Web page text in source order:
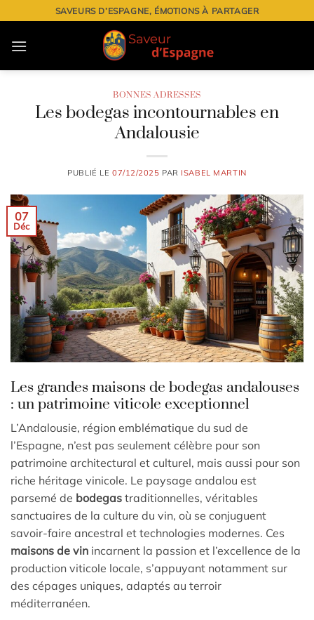
au
contenu
SAVEURS D’ESPAGNE, ÉMOTIONS À PARTAGER
BONNES ADRESSES
Les bodegas incontournables en
Andalousie
PUBLIÉ LE 07/12/2025 PAR ISABEL MARTIN
07
Déc
Les grandes maisons de bodegas andalouses
: un patrimoine viticole exceptionnel
L’Andalousie, région emblématique du sud de
l’Espagne, n’est pas seulement célèbre pour son
patrimoine architectural et culturel, mais aussi pour son
riche héritage vinicole. Le paysage andalou est
parsemé de bodegas traditionnelles, véritables
sanctuaires de la culture du vin, où se conjuguent
savoir-faire ancestral et technologies modernes. Ces
maisons de vin incarnent la passion et l’excellence de la
production viticole locale, s’appuyant notamment sur
des cépages uniques, adaptés au terroir
méditerranéen.